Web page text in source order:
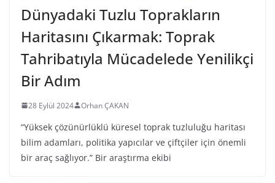
Dünyadaki Tuzlu Toprakların
Haritasını Çıkarmak: Toprak
Tahribatıyla Mücadelede Yenilikçi
Bir Adım
28 Eylül 2024 Orhan ÇAKAN
“Yüksek çözünürlüklü küresel toprak tuzluluğu haritası
bilim adamları, politika yapıcılar ve çiftçiler için önemli
bir araç sağlıyor.” Bir araştırma ekibi